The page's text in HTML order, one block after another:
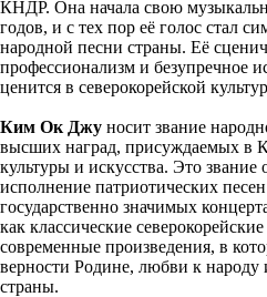
КНДР. Она начала свою
годов, и с тех пор её голос стал
народной песни страны. Её
профессионализм и безупречное
ценится в северокорейской
Ким Ок Джу носит звание
высших наград, присуждаемых в
культуры и искусства. Это
исполнение патриотических
государственно значимых
как классические
современные произведения, в
верности Родине, любви к народу
страны.